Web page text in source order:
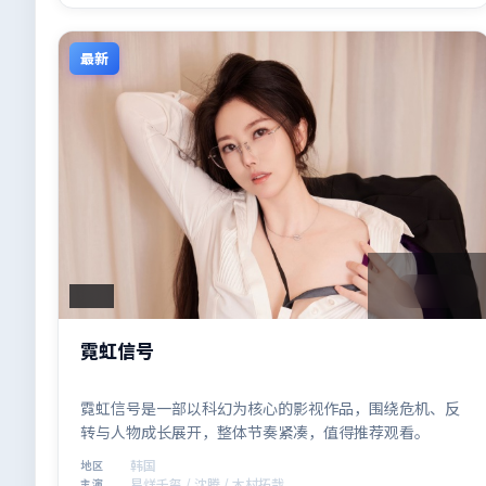
最新
霓虹信号
霓虹信号是一部以科幻为核心的影视作品，围绕危机、反
转与人物成长展开，整体节奏紧凑，值得推荐观看。
地区 韩国